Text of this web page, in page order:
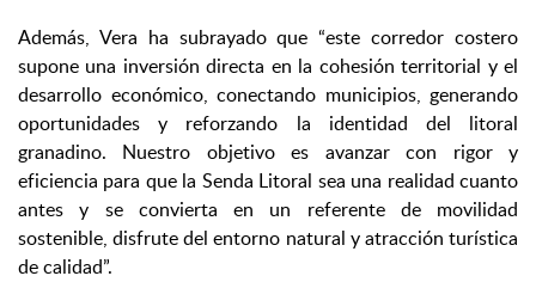
Además, Vera ha subrayado que “este corredor costero
supone una inversión directa en la cohesión territorial y el
desarrollo económico, conectando municipios, generando
oportunidades y reforzando la identidad del litoral
granadino. Nuestro objetivo es avanzar con rigor y
eficiencia para que la Senda Litoral sea una realidad cuanto
antes y se convierta en un referente de movilidad
sostenible, disfrute del entorno natural y atracción turística
de calidad”.